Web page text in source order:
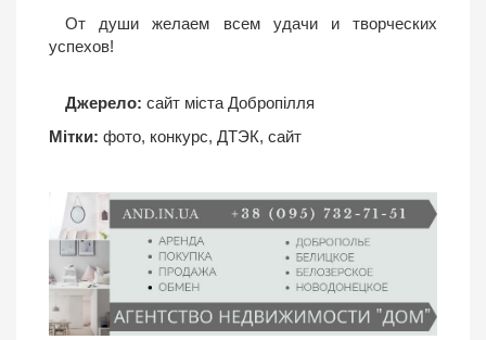
От души желаем всем удачи и творческих
успехов!
Джерело: сайт міста Добропілля
Мітки: фото, конкурс, ДТЭК, сайт